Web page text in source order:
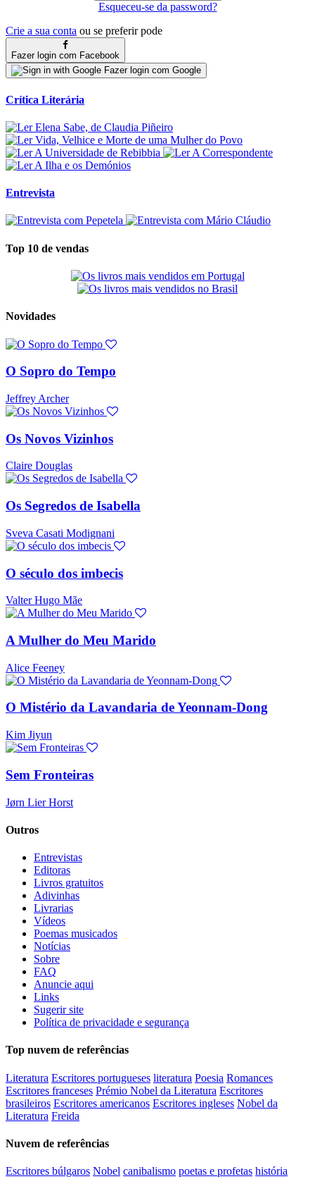
Esqueceu-se da password?
Crie a sua conta ou se preferir pode
Fazer login com Facebook
Fazer login com Google
Crítica Literária
Entrevista
Top 10 de vendas
Novidades
O Sopro do Tempo
Jeffrey Archer
Os Novos Vizinhos
Claire Douglas
Os Segredos de Isabella
Sveva Casati Modignani
O século dos imbecis
Valter Hugo Mãe
A Mulher do Meu Marido
Alice Feeney
O Mistério da Lavandaria de Yeonnam-Dong
Kim Jiyun
Sem Fronteiras
Jørn Lier Horst
Outros
Entrevistas
Editoras
Livros gratuitos
Adivinhas
Livrarias
Vídeos
Poemas musicados
Notícias
Sobre
FAQ
Anuncie aqui
Links
Sugerir site
Política de privacidade e segurança
Top nuvem de referências
Literatura Escritores portugueses literatura Poesia Romances
Escritores franceses Prémio Nobel da Literatura Escritores
brasileiros Escritores americanos Escritores ingleses Nobel da
Literatura Freida
Nuvem de referências
Escritores búlgaros Nobel canibalismo poetas e profetas história